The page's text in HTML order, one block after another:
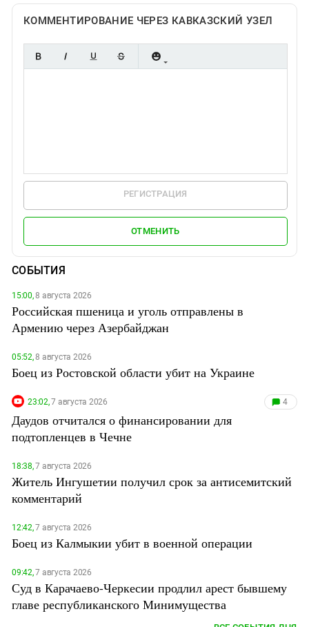
КОММЕНТИРОВАНИЕ ЧЕРЕЗ КАВКАЗСКИЙ УЗЕЛ
РЕГИСТРАЦИЯ
ОТМЕНИТЬ
СОБЫТИЯ
15:00,8 августа 2026
Российская пшеница и уголь отправлены в
Армению через Азербайджан
05:52,8 августа 2026
Боец из Ростовской области убит на Украине
23:02,7 августа 2026 4
Даудов отчитался о финансировании для
подтопленцев в Чечне
18:38,7 августа 2026
Житель Ингушетии получил срок за антисемитский
комментарий
12:42,7 августа 2026
Боец из Калмыкии убит в военной операции
09:42,7 августа 2026
Суд в Карачаево-Черкесии продлил арест бывшему
главе республиканского Минимущества